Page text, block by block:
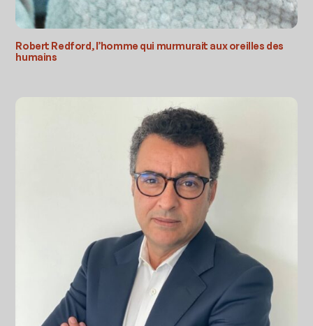
Robert Redford, l’homme qui murmurait aux oreilles des
humains